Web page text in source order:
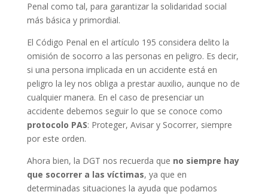
Penal como tal, para garantizar la solidaridad social
más básica y primordial.
El Código Penal en el artículo 195 considera delito la
omisión de socorro a las personas en peligro. Es decir,
si una persona implicada en un accidente está en
peligro la ley nos obliga a prestar auxilio, aunque no de
cualquier manera. En el caso de presenciar un
accidente debemos seguir lo que se conoce como
protocolo PAS: Proteger, Avisar y Socorrer, siempre
por este orden.
Ahora bien, la DGT nos recuerda que no siempre hay
que socorrer a las víctimas, ya que en
determinadas situaciones la ayuda que podamos